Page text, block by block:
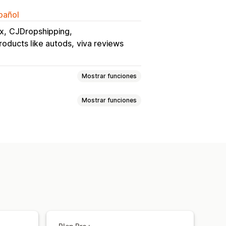
CJDropshipping
like autods viva reviews
Mostrar funciones
Mostrar funciones